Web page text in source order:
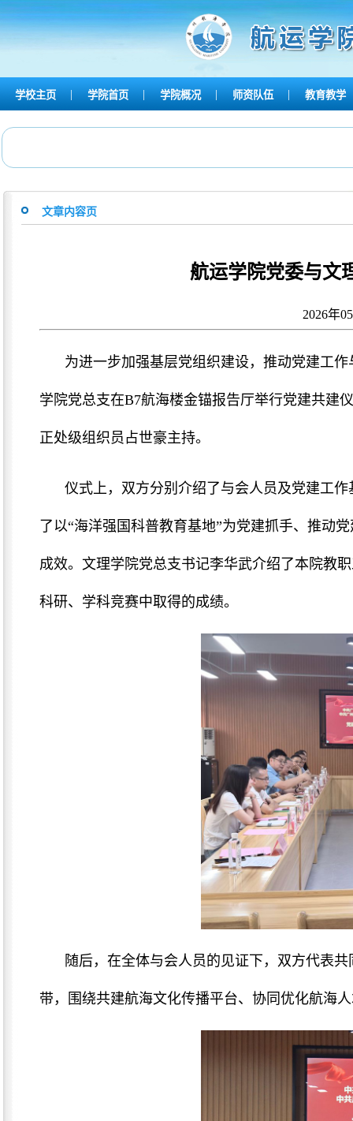
学校主页 | 学院首页 | 学院概况 | 师资队伍 | 教育教学
文章内容页
航运学院党委与文
2026年
为进一步加强基层党组织建设，推动党建工
学院党总支在B7航海楼金锚报告厅举行党建共建
正处级组织员占世豪主持。
仪式上，双方分别介绍了与会人员及党建工
了以“海洋强国科普教育基地”为党建抓手、推动
成效。文理学院党总支书记李华武介绍了本院教
科研、学科竞赛中取得的成绩。
随后，在全体与会人员的见证下，双方代表
带，围绕共建航海文化传播平台、协同优化航海